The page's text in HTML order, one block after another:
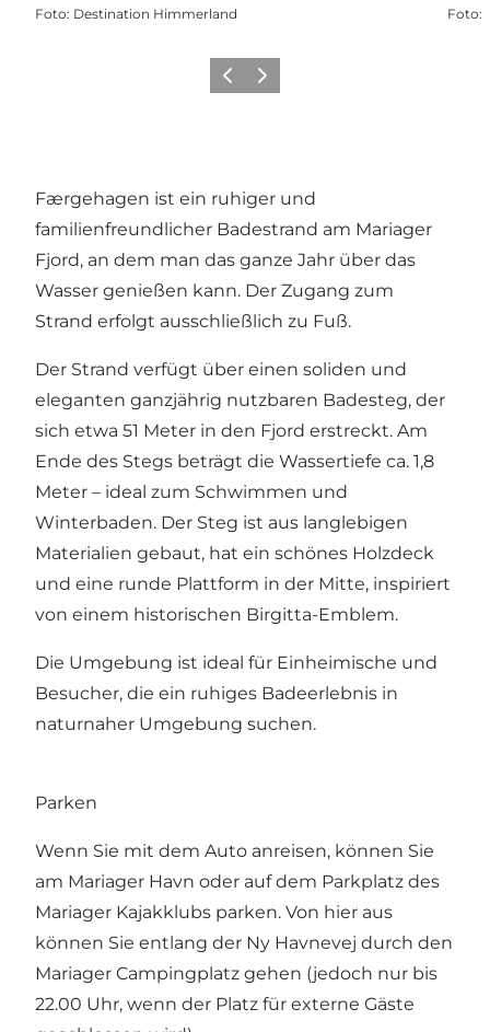
Foto: Destination Himmerland Foto:
Vorherige Folie
Nächste Folie
Færgehagen ist ein ruhiger und
familienfreundlicher Badestrand am Mariager
Fjord, an dem man das ganze Jahr über das
Wasser genießen kann. Der Zugang zum
Strand erfolgt ausschließlich zu Fuß.
Der Strand verfügt über einen soliden und
eleganten ganzjährig nutzbaren Badesteg, der
sich etwa 51 Meter in den Fjord erstreckt. Am
Ende des Stegs beträgt die Wassertiefe ca. 1,8
Meter – ideal zum Schwimmen und
Winterbaden. Der Steg ist aus langlebigen
Materialien gebaut, hat ein schönes Holzdeck
und eine runde Plattform in der Mitte, inspiriert
von einem historischen Birgitta-Emblem.
Die Umgebung ist ideal für Einheimische und
Besucher, die ein ruhiges Badeerlebnis in
naturnaher Umgebung suchen.
Parken
Wenn Sie mit dem Auto anreisen, können Sie
am Mariager Havn oder auf dem Parkplatz des
Mariager Kajakklubs parken. Von hier aus
können Sie entlang der Ny Havnevej durch den
Mariager Campingplatz gehen (jedoch nur bis
22.00 Uhr, wenn der Platz für externe Gäste